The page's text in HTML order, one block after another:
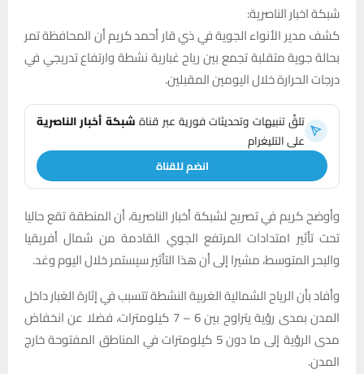
شبكة اخبار الناصرية:
كشف مدير الأنواء الجوية في ذي قار أحمد كريم أن المحافظة تمر
بحالة جوية متقلبة تجمع بين رياح غبارية نشطة وارتفاع تدريجي في
درجات الحرارة خلال اليومين المقبلين.
تلقَّ تنبيهات وتحديثات فورية عبر قناةشبكة أخبار الناصرية
على التليغرام
انضم للقناة
وأوضح كريم في تصريح لشبكة أخبار الناصرية، أن المنطقة تقع حاليا
تحت تأثير امتدادات المرتفع الجوي القادمة من شمال أفريقيا
والبحر المتوسط، مشيرا إلى أن هذا التأثير سيستمر خلال اليوم وغد.
وأفاد بأن الرياح الشمالية الغربية النشطة تتسبب في إثارة الغبار داخل
المدن بمدى رؤية يتراوح بين 6 – 7 كيلومترات، فضلا عن انخفاض
مدى الرؤية إلى ما دون 5 كيلومترات في المناطق المفتوحة خارج
المدن.